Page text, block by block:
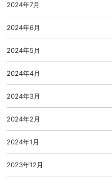
2024年7月
2024年6月
2024年5月
2024年4月
2024年3月
2024年2月
2024年1月
2023年12月